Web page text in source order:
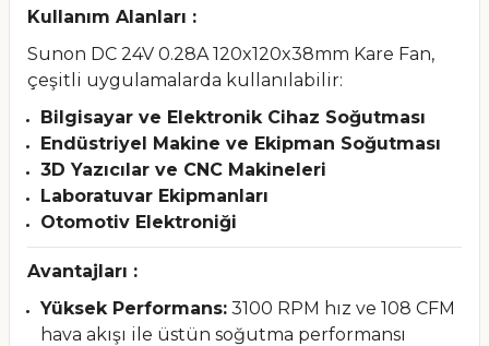
Kullanım Alanları :
Sunon DC 24V 0.28A 120x120x38mm Kare Fan,
çeşitli uygulamalarda kullanılabilir:
Bilgisayar ve Elektronik Cihaz Soğutması
Endüstriyel Makine ve Ekipman Soğutması
3D Yazıcılar ve CNC Makineleri
Laboratuvar Ekipmanları
Otomotiv Elektroniği
Avantajları :
Yüksek Performans: 3100 RPM hız ve 108 CFM
hava akışı ile üstün soğutma performansı